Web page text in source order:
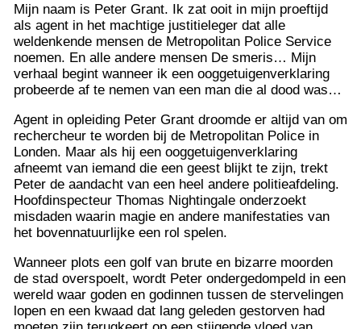
Mijn naam is Peter Grant. Ik zat ooit in mijn proeftijd
als agent in het machtige justitieleger dat alle
weldenkende mensen de Metropolitan Police Service
noemen. En alle andere mensen De smeris… Mijn
verhaal begint wanneer ik een ooggetuigenverklaring
probeerde af te nemen van een man die al dood was…
Agent in opleiding Peter Grant droomde er altijd van om
rechercheur te worden bij de Metropolitan Police in
Londen. Maar als hij een ooggetuigenverklaring
afneemt van iemand die een geest blijkt te zijn, trekt
Peter de aandacht van een heel andere politieafdeling.
Hoofdinspecteur Thomas Nightingale onderzoekt
misdaden waarin magie en andere manifestaties van
het bovennatuurlijke een rol spelen.
Wanneer plots een golf van brute en bizarre moorden
de stad overspoelt, wordt Peter ondergedompeld in een
wereld waar goden en godinnen tussen de stervelingen
lopen en een kwaad dat lang geleden gestorven had